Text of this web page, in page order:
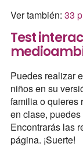
Ver también: 33
Test
Puedes realizar
niños en su
familia o quieres
en clase,
Encontrarás las
página. ¡Suerte!